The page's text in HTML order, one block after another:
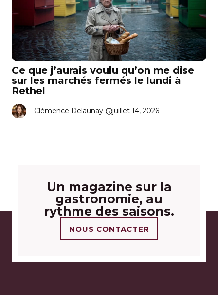
Ce que j’aurais voulu qu’on me dise
sur les marchés fermés le lundi à
Rethel
Clémence Delaunay juillet 14, 2026
Un magazine sur la
gastronomie, au
rythme des saisons.
NOUS CONTACTER